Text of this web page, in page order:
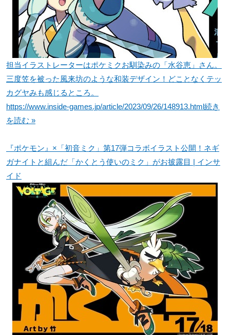
担当イラストレーターはポケミクお馴染みの「水谷恵」さん。
三度笠を被った風来坊のような和装デザイン！どことなくテッ
カグヤみも感じるところ。
https://www.inside-games.jp/article/2023/09/26/148913.html続き
を読む »
『ポケモン』×「初音ミク」第17弾コラボイラスト公開！ネギ
ガナイトと組んだ「かくとう使いのミク」がお披露目 | インサ
イド